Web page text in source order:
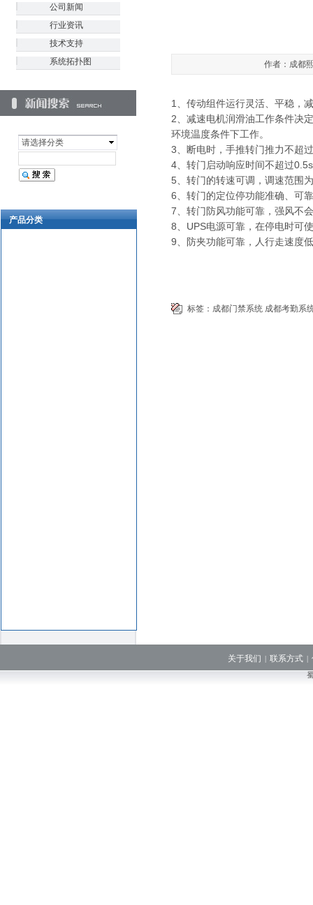
请选择分类
公司新闻
行业资讯
技术支持
系统拓扑图
作者：成都
1、传动组件运行灵活、平稳，
2、减速电机润滑油工作条件决
环境温度条件下工作。
3、断电时，手推转门推力不超
4、转门启动响应时间不超过
5、转门的转速可调，调速范围
6、转门的定位停功能准确、可
7、转门防风功能可靠，强风不
8、UPS电源可靠，在停电时可
9、防夹功能可靠，人行走速度
标签： 成都门禁系统 成都考勤系
产品分类
关于我们 | 联系方式 |